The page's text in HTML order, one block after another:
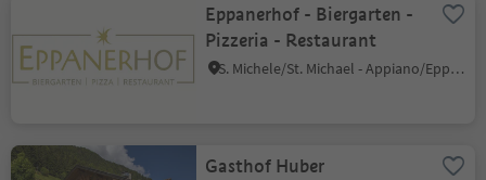
Eppanerhof - Biergarten -
Pizzeria - Restaurant
S. Michele/St. Michael - Appiano/Eppan, Eppan an der Weinstaße/Appiano sulla Strada del Vino, Alto Adige Wine Road
Gasthof Huber